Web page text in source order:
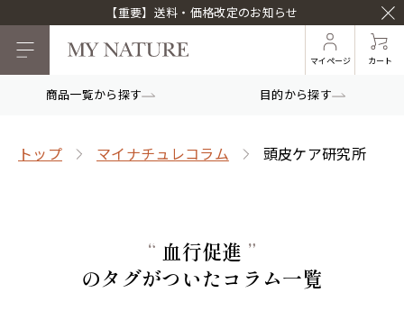
【重要】送料・価格改定のお知らせ
マイページ カート
商品一覧から探す 目的から探す
トップ マイナチュレコラム 頭皮ケア研究所
“ 血行促進 ”
のタグがついたコラム一覧